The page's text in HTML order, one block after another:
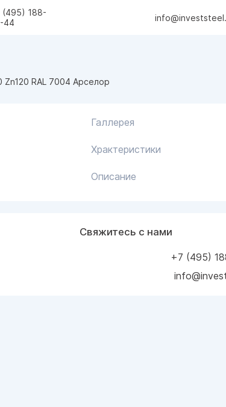
(495) 188-
44
RAL 7004 Арселор
Галлерея
Храктеристики
Описание
Свяжитесь с нами
+7 (495)